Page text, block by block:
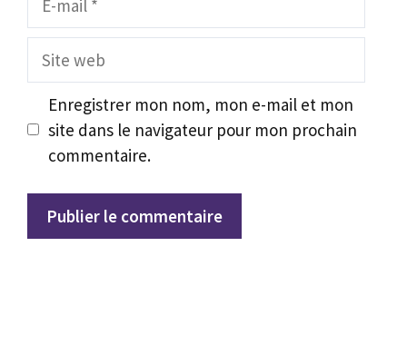
Site
Enregistrer mon nom, mon e-mail et mon
site dans le navigateur pour mon prochain
commentaire.